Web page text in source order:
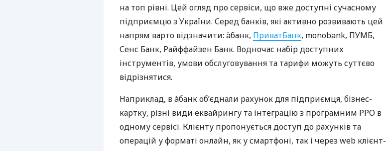
на топ рівні. Цей огляд про сервіси, що вже доступні сучасному
підприємцю з України. Серед банків, які активно розвивають цей
напрям варто відзначити: àбанк, ПриватБанк, monobank, ПУМБ,
Сенс Банк, Райффайзен Банк. Водночас набір доступних
інструментів, умови обслуговування та тарифи можуть суттєво
відрізнятися.
Наприклад, в àбанк об’єднали рахунок для підприємця, бізнес-
картку, різні види еквайрингу та інтеграцію з програмним РРО в
одному сервісі. Клієнту пропонується доступ до рахунків та
операцій у форматі онлайн, як у смартфоні, так і через web клієнт-